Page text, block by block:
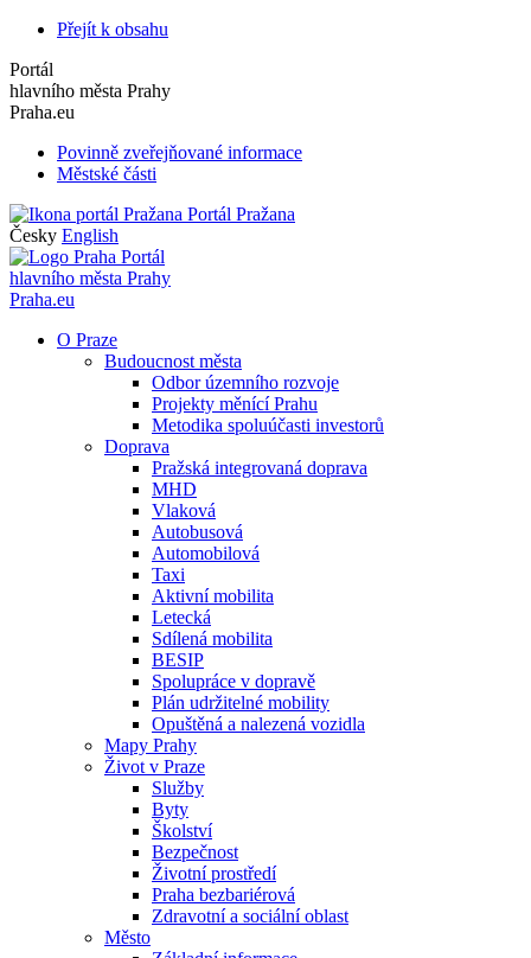
Přejít k obsahu
Portál
hlavního města Prahy
Praha.eu
Povinně zveřejňované informace
Městské části
Portál Pražana
Česky English
Portál
hlavního města Prahy
Praha.eu
O Praze
Budoucnost města
Odbor územního rozvoje
Projekty měnící Prahu
Metodika spoluúčasti investorů
Doprava
Pražská integrovaná doprava
MHD
Vlaková
Autobusová
Automobilová
Taxi
Aktivní mobilita
Letecká
Sdílená mobilita
BESIP
Spolupráce v dopravě
Plán udržitelné mobility
Opuštěná a nalezená vozidla
Mapy Prahy
Život v Praze
Služby
Byty
Školství
Bezpečnost
Životní prostředí
Praha bezbariérová
Zdravotní a sociální oblast
Město